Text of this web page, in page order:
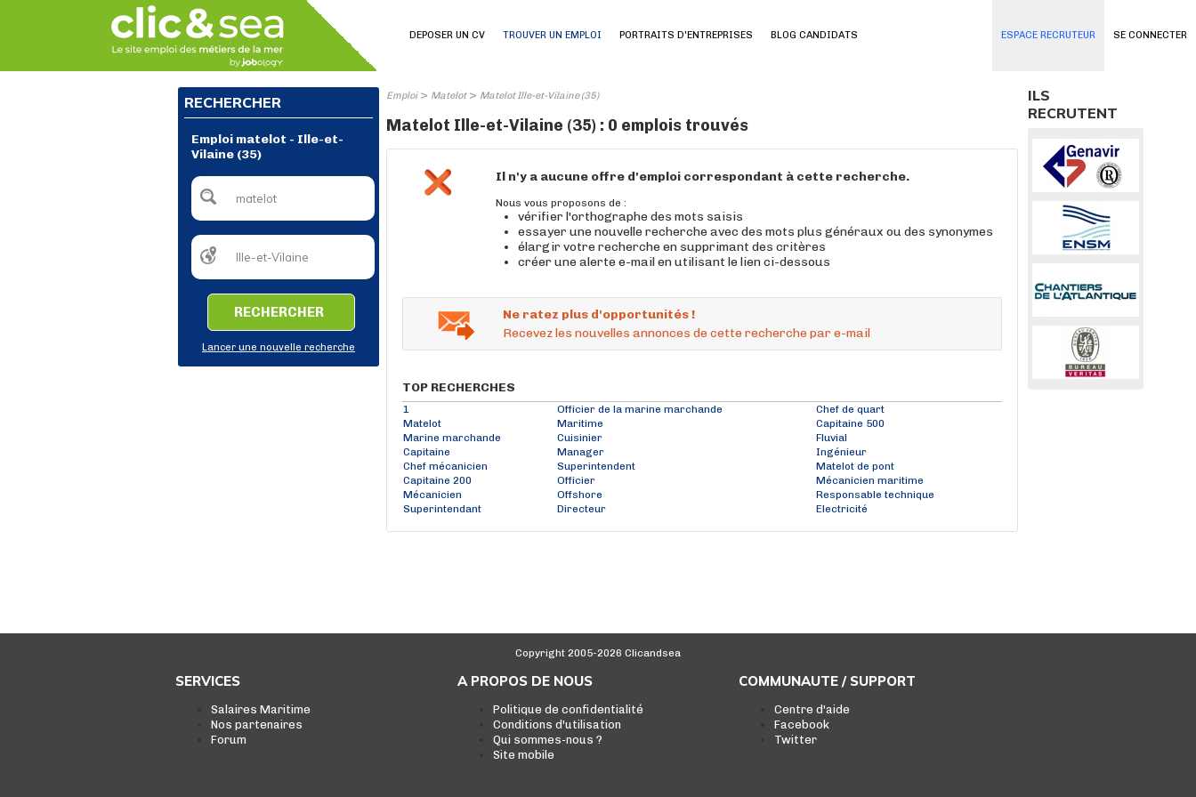
SE CONNECTER
DEPOSER UN CV TROUVER UN EMPLOI PORTRAITS D'ENTREPRISES BLOG CANDIDATS ESPACE RECRUTEUR
RECHERCHER
Emploi matelot - Ille-et-
Vilaine (35)
RECHERCHER
Lancer une nouvelle recherche
Emploi> Matelot> Matelot Ille-et-Vilaine (35)
Matelot Ille-et-Vilaine (35) : 0 emplois trouvés
Il n'y a aucune offre d'emploi correspondant à cette recherche.
Nous vous proposons de :
vérifier l'orthographe des mots saisis
essayer une nouvelle recherche avec des mots plus généraux ou des synonymes
élargir votre recherche en supprimant des critères
créer une alerte e-mail en utilisant le lien ci-dessous
Ne ratez plus d'opportunités !
Recevez les nouvelles annonces de cette recherche par e-mail
TOP RECHERCHES
1 Officier de la marine marchande
Chef de quart
Matelot
Maritime
Capitaine 500
Marine marchande
Cuisinier
Fluvial
Capitaine
Manager
Ingénieur
Chef mécanicien
Superintendent
Matelot de pont
Capitaine 200
Officier
Mécanicien maritime
Mécanicien
Offshore
Responsable technique
Superintendant
Directeur Electricité
ILS
RECRUTENT
Copyright 2005-2026 Clicandsea
SERVICES
Salaires Maritime
Nos partenaires
Forum
A PROPOS DE NOUS
Politique de confidentialité
Conditions d'utilisation
Qui sommes-nous ?
Site mobile
COMMUNAUTE / SUPPORT
Centre d'aide
Facebook
Twitter